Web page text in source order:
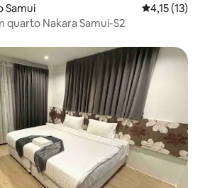
Samui 4,15 de uma
4,15 (13)
Nakara Samui-S2